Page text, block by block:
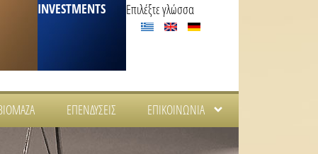
INVESTMENTS Επιλέξτε γλώσσα
ΕΠΕΝΔΎΣΕΙΣ ΕΠΙΚΟΙΝΩΝΊΑ